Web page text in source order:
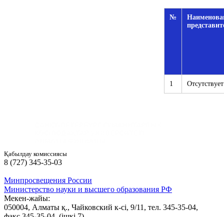
№
1 Отсутствует
Қабылдау комиссиясы
8 (727) 345-35-03
Минпросвещения России
Министерство науки и высшего образования РФ
Мекен-жайы:
050004, Алматы қ., Чайковский к-сі, 9/11, тел. 345-35-04,